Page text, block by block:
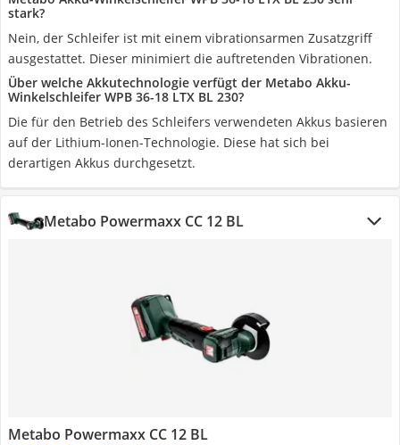
stark?
Nein, der Schleifer ist mit einem vibrationsarmen Zusatzgriff
ausgestattet. Dieser minimiert die auftretenden Vibrationen.
Über welche Akkutechnologie verfügt der Metabo Akku-
Winkelschleifer WPB 36-18 LTX BL 230?
Die für den Betrieb des Schleifers verwendeten Akkus basieren
auf der Lithium-Ionen-Technologie. Diese hat sich bei
derartigen Akkus durchgesetzt.
Metabo Powermaxx CC 12 BL
Metabo Powermaxx CC 12 BL